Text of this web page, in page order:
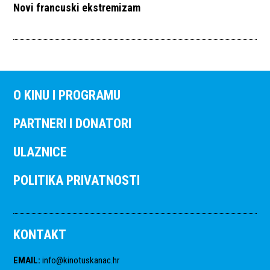
Novi francuski ekstremizam
O KINU I PROGRAMU
PARTNERI I DONATORI
ULAZNICE
POLITIKA PRIVATNOSTI
KONTAKT
EMAIL: info@kinotuskanac.hr